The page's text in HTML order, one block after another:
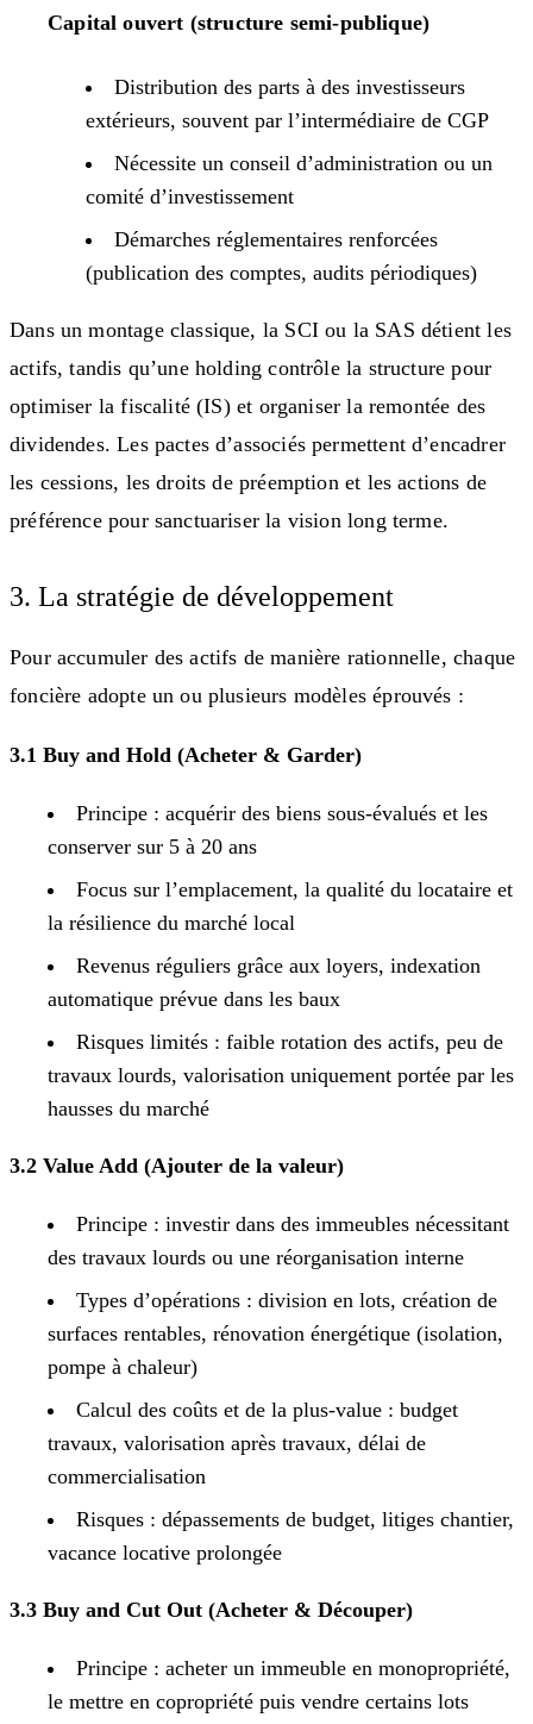
Capital ouvert (structure semi-publique)
Distribution des parts à des investisseurs
extérieurs, souvent par l’intermédiaire de CGP
Nécessite un conseil d’administration ou un
comité d’investissement
Démarches réglementaires renforcées
(publication des comptes, audits périodiques)
Dans un montage classique, la SCI ou la SAS détient les
actifs, tandis qu’une holding contrôle la structure pour
optimiser la fiscalité (IS) et organiser la remontée des
dividendes. Les pactes d’associés permettent d’encadrer
les cessions, les droits de préemption et les actions de
préférence pour sanctuariser la vision long terme.
3. La stratégie de développement
Pour accumuler des actifs de manière rationnelle, chaque
foncière adopte un ou plusieurs modèles éprouvés :
3.1 Buy and Hold (Acheter & Garder)
Principe : acquérir des biens sous-évalués et les
conserver sur 5 à 20 ans
Focus sur l’emplacement, la qualité du locataire et
la résilience du marché local
Revenus réguliers grâce aux loyers, indexation
automatique prévue dans les baux
Risques limités : faible rotation des actifs, peu de
travaux lourds, valorisation uniquement portée par les
hausses du marché
3.2 Value Add (Ajouter de la valeur)
Principe : investir dans des immeubles nécessitant
des travaux lourds ou une réorganisation interne
Types d’opérations : division en lots, création de
surfaces rentables, rénovation énergétique (isolation,
pompe à chaleur)
Calcul des coûts et de la plus-value : budget
travaux, valorisation après travaux, délai de
commercialisation
Risques : dépassements de budget, litiges chantier,
vacance locative prolongée
3.3 Buy and Cut Out (Acheter & Découper)
Principe : acheter un immeuble en monopropriété,
le mettre en copropriété puis vendre certains lots